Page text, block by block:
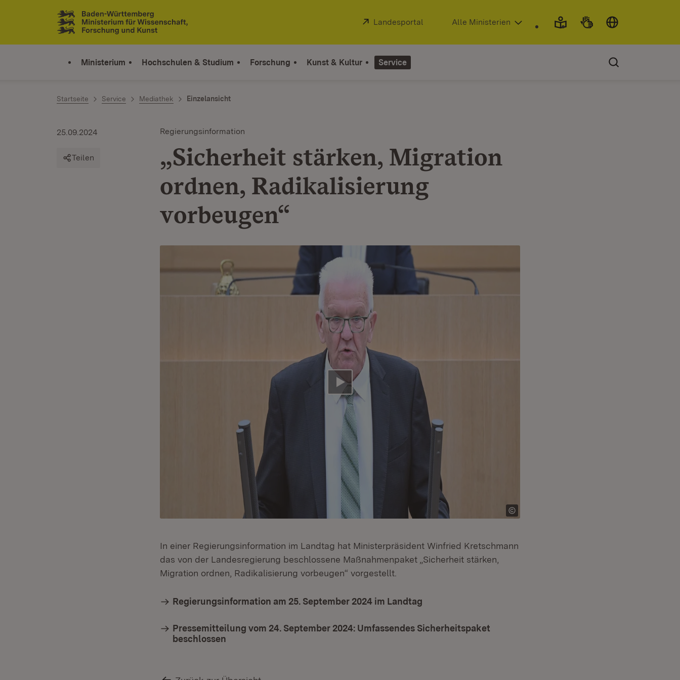
Zum Inhalt springen
Link zur Startseite
Extern:
Landesportal (Öffnet in neuem Fenster)
Alle Ministerien
Ministerium Hochschulen & Studium Forschung Kunst & Kultur Service
Startseite Service Mediathek Einzelansicht
Regierungsinformation
„Sicherheit stärken, Migration
ordnen, Radikalisierung
vorbeugen“
25.09.2024
Teilen
Video abspielen
In einer Regierungsinformation im Landtag hat Ministerpräsident Winfried Kretschmann
das von der Landesregierung beschlossene Maßnahmenpaket „Sicherheit stärken,
Migration ordnen, Radikalisierung vorbeugen“ vorgestellt.
Regierungsinformation am 25. September 2024 im Landtag
Pressemitteilung vom 24. September 2024: Umfassendes Sicherheitspaket
beschlossen